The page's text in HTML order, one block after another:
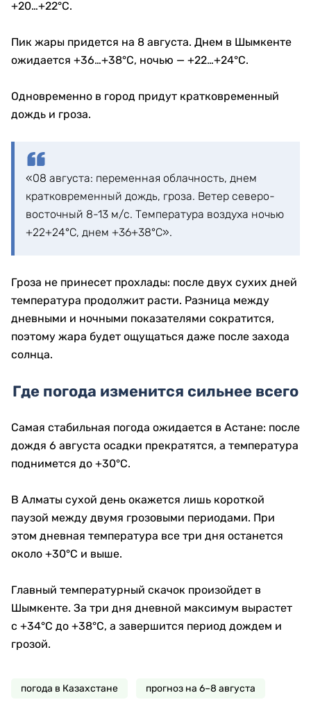
+20…+22°C.
Пик жары придется на 8 августа. Днем в Шымкенте
ожидается +36…+38°C, ночью — +22…+24°C.
Одновременно в город придут кратковременный
дождь и гроза.
«08 августа: переменная облачность, днем
кратковременный дождь, гроза. Ветер северо-
восточный 8-13 м/с. Температура воздуха ночью
+22+24°С, днем +36+38°С».
Гроза не принесет прохлады: после двух сухих дней
температура продолжит расти. Разница между
дневными и ночными показателями сократится,
поэтому жара будет ощущаться даже после захода
солнца.
Где погода изменится сильнее всего
Самая стабильная погода ожидается в Астане: после
дождя 6 августа осадки прекратятся, а температура
поднимется до +30°C.
В Алматы сухой день окажется лишь короткой
паузой между двумя грозовыми периодами. При
этом дневная температура все три дня останется
около +30°C и выше.
Главный температурный скачок произойдет в
Шымкенте. За три дня дневной максимум вырастет
с +34°C до +38°C, а завершится период дождем и
грозой.
погода в Казахстане прогноз на 6–8 августа